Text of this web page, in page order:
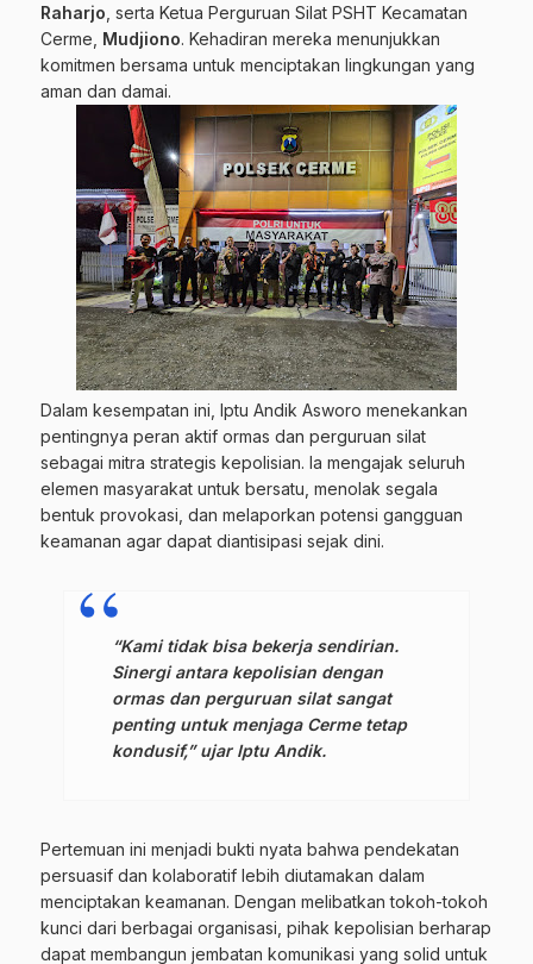
Raharjo , serta Ketua Perguruan Silat PSHT Kecamatan
Cerme, Mudjiono. Kehadiran mereka menunjukkan
komitmen bersama untuk menciptakan lingkungan yang
aman dan damai.
Dalam kesempatan ini, Iptu Andik Asworo menekankan
pentingnya peran aktif ormas dan perguruan silat
sebagai mitra strategis kepolisian. Ia mengajak seluruh
elemen masyarakat untuk bersatu, menolak segala
bentuk provokasi, dan melaporkan potensi gangguan
keamanan agar dapat diantisipasi sejak dini.
“Kami tidak bisa bekerja sendirian.
Sinergi antara kepolisian dengan
ormas dan perguruan silat sangat
penting untuk menjaga Cerme tetap
kondusif,” ujar Iptu Andik.
Pertemuan ini menjadi bukti nyata bahwa pendekatan
persuasif dan kolaboratif lebih diutamakan dalam
menciptakan keamanan. Dengan melibatkan tokoh-tokoh
kunci dari berbagai organisasi, pihak kepolisian berharap
dapat membangun jembatan komunikasi yang solid untuk